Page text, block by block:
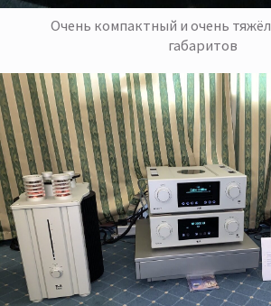
Очень компактный и очень
габаритов